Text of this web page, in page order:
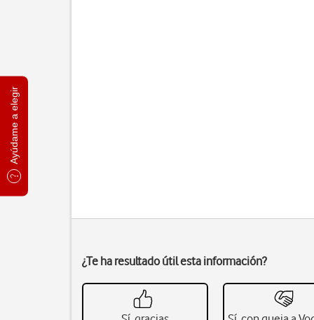
Ayúdame a elegir
¿Te ha resultado útil esta información?